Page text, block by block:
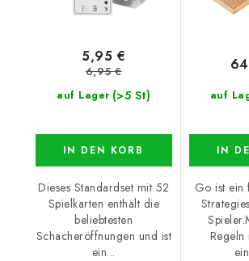
auf Lager (>5 St)
5,95 €
6,95 €
IN DEN KORB
Dieses Standardset mit 52
Spielkarten enthält die
beliebtesten
Schacheröffnungen und ist
ein...
auf
IN
Go ist ein